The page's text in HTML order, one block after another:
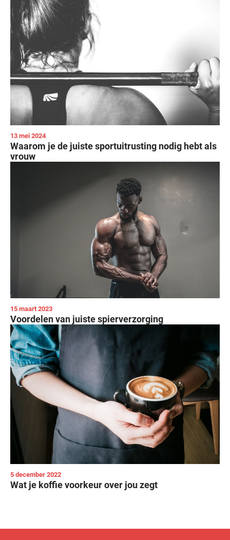
13 mei 2024
Waarom je de juiste sportuitrusting nodig hebt als
vrouw
15 maart 2023
Voordelen van juiste spierverzorging
5 december 2022
Wat je koffie voorkeur over jou zegt